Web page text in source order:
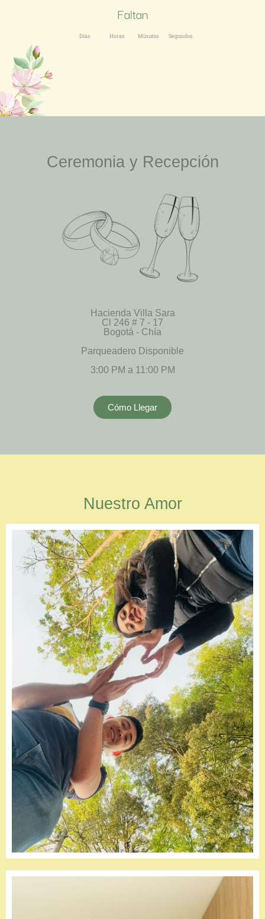
Faltan
Días Horas Minutos Segundos
Ceremonia y Recepción
Hacienda Villa Sara
Cl 246 # 7 - 17
Bogotá - Chía
Parqueadero Disponible
3:00 PM a 11:00 PM
Cómo Llegar
Nuestro Amor